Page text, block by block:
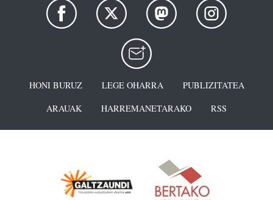
HONI BURUZ LEGE OHARRA
PUBLIZITATEA
ARAUAK
HARREMANETARAKO RSS